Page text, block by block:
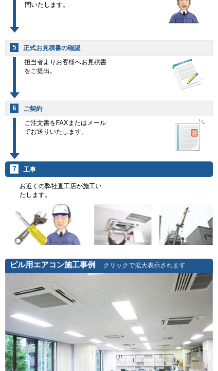
問いたします。
5
正式お見積書の確認
担当者よりお客様へお見積書
をご提出。
6
ご契約
ご注文書をFAXまたはメール
でお送りいたします。
7 工事
お近くの弊社直工店が施工い
たします。
ビル用エアコン施工事例 クリックで拡大表示されます